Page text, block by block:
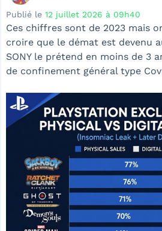
Publié le 12 juillet 2026 à 09h40
Ces chiffres sont de 2023 mais
croire que le démat est devenu
SONY le prétend en moins de 3
de confinement général type